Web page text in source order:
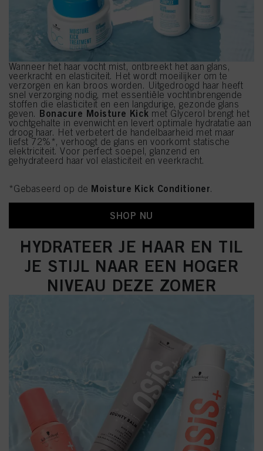
Wanneer het haar vocht mist, ontbreekt het aan glans,
veerkracht en elasticiteit. Het wordt moeilijker om te
verzorgen en kan broos worden. Uitgedroogd haar heeft
snel verzorging nodig, met essentiële vochtinbrengende
stoffen die elasticiteit en een langdurige, gezonde glans
geven. Bonacure Moisture Kick met Glycerol brengt het
vochtgehalte in evenwicht en levert optimale hydratatie aan
droog haar. Het verbetert de handelbaarheid met maar
liefst 72%*, verhoogt de glans en voorkomt statische
elektriciteit. Voor perfect soepel, glanzend en
gehydrateerd haar vol elasticiteit en veerkracht.
*Gebaseerd op de Moisture Kick Conditioner.
SHOP NU
HYDRATEER JE HAAR EN TIL
JE STIJL NAAR EEN HOGER
NIVEAU DEZE ZOMER